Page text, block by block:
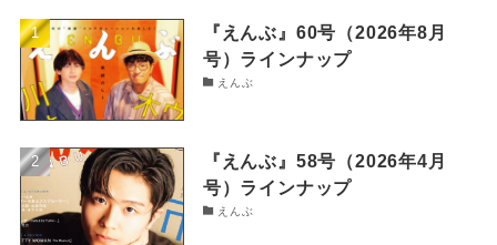
『えんぶ』60号（2026年8月
号）ラインナップ
えんぶ
『えんぶ』58号（2026年4月
号）ラインナップ
えんぶ